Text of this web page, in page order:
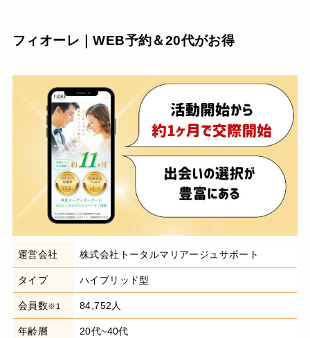
フィオーレ｜WEB予約＆20代がお得
運営会社 株式会社トータルマリアージュサポート
タイプ ハイブリッド型
会員数※1 84,752人
年齢層 20代~40代